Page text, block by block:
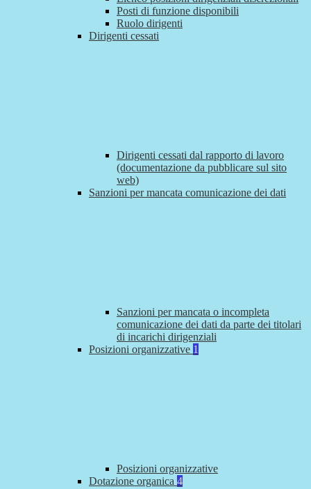
Posti di funzione disponibili
Ruolo dirigenti
Dirigenti cessati
Dirigenti cessati dal rapporto di lavoro
(documentazione da pubblicare sul sito
web)
Sanzioni per mancata comunicazione dei dati
Sanzioni per mancata o incompleta
comunicazione dei dati da parte dei titolari
di incarichi dirigenziali
Posizioni organizzative 1
Posizioni organizzative
Dotazione organica 4